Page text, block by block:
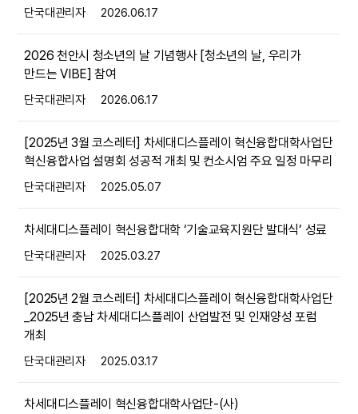
단국대관리자 2026.06.17
2026 천안시 청소년의 날 기념행사 [청소년의 날, 우리가
만드는 VIBE] 참여
단국대관리자 2026.06.17
[2025년 3월 코스레터] 차세대디스플레이 혁신융합대학사업단
혁신융합사업 설명회 성공적 개최 및 컨소시엄 주요 일정 마무리
단국대관리자 2025.05.07
차세대디스플레이 혁신융합대학 ‘기술교육지원단 발대식’ 성료
단국대관리자 2025.03.27
[2025년 2월 코스레터] 차세대디스플레이 혁신융합대학사업단
_2025년 충남 차세대디스플레이 산업발전 및 인재양성 포럼
개최
단국대관리자 2025.03.17
차세대디스플레이 혁신융합대학사업단-(사)